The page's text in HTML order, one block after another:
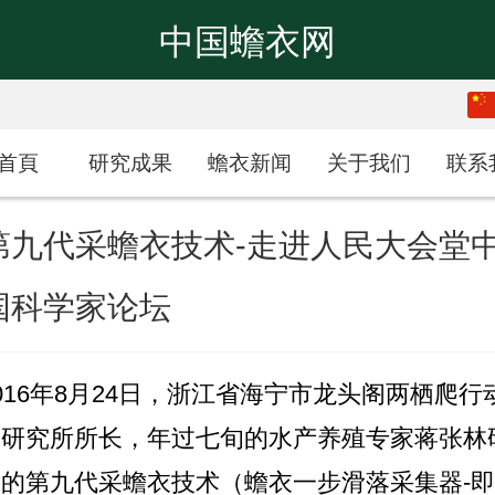
中国蟾衣网
中文
頁 研究成果 蟾衣新闻 关于我们 联系
九代采蟾衣技术-走进人民大会堂
科学家论坛
年8月24日，浙江省海宁市龙头阁两栖爬行
究所所长，年过七旬的水产养殖专家蒋张林
第九代采蟾衣技术（蟾衣一步滑落采集器-即